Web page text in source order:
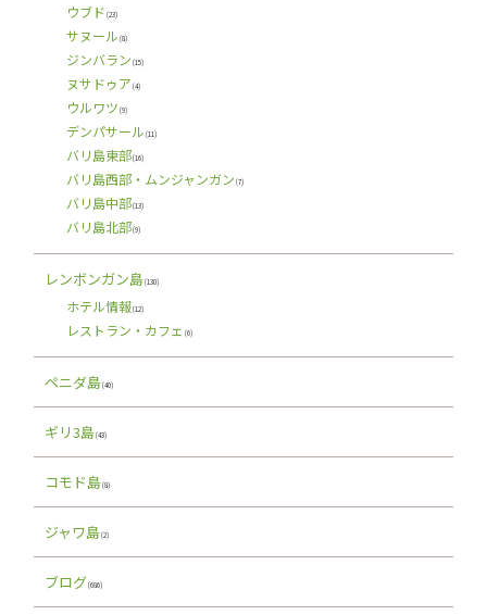
ウブド (23)
サヌール (8)
ジンバラン (15)
ヌサドゥア (4)
ウルワツ (9)
デンパサール (11)
バリ島東部(16)
バリ島西部・ムンジャンガン (7)
バリ島中部(13)
バリ島北部(9)
レンボンガン島(130)
ホテル情報(12)
レストラン・カフェ (6)
ペニダ島(40)
ギリ3島(43)
コモド島(8)
ジャワ島(2)
ブログ(686)